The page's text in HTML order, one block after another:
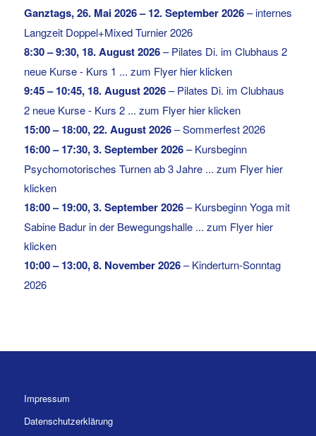
Ganztags,26. Mai 2026– 12. September 2026–internes
Langzeit Doppel+Mixed Turnier 2026
8:30– 9:30, 18. August 2026–Pilates Di. im Clubhaus 2
neue Kurse - Kurs 1 ... zum Flyer hier klicken
9:45– 10:45, 18. August 2026–Pilates Di. im Clubhaus
2 neue Kurse - Kurs 2 ... zum Flyer hier klicken
15:00– 18:00,22. August 2026–Sommerfest 2026
16:00– 17:30,3. September 2026–Kursbeginn
Psychomotorisches Turnen ab 3 Jahre ... zum Flyer hier
klicken
18:00– 19:00,3. September 2026–Kursbeginn Yoga mit
Sabine Badur in der Bewegungshalle ... zum Flyer hier
klicken
10:00– 13:00,8. November 2026–Kinderturn-Sonntag
2026
Impressum
Datenschutzerklärung